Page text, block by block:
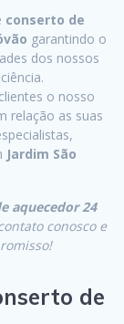
conserto de
garantindo o
dos nossos
o nosso
relação as suas
Jardim São
aquecedor 24
conosco e
de